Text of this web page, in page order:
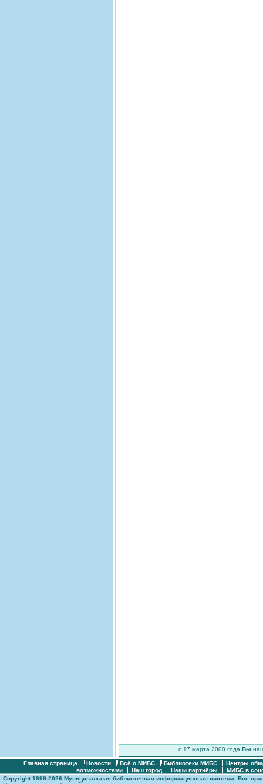
c 17 марта 2000 годаВы
Главная страница Новости Всё о МИБС Библиотеки МИБС
Центры
возможностями
Наш город Наши партнёры
МИБС в
Copyright 1999-2026 Муниципальная библиотечная информационная система. Все